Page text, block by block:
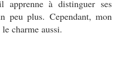
à distinguer ses
peu plus. Cependant, mon
charme aussi.